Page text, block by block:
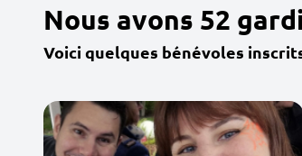
Nous avons 52
Voici quelques bénévoles